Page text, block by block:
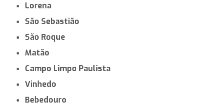
Lorena
São Sebastião
São Roque
Matão
Campo Limpo Paulista
Vinhedo
Bebedouro